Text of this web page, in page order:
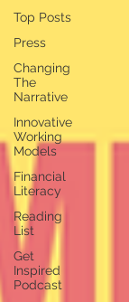
Top Posts
Press
Changing
The
Narrative
Innovative
Working
Models
Financial
Literacy
Reading
List
Get
Inspired
Podcast